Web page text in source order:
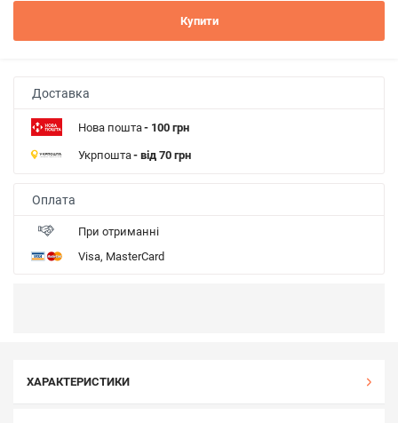
Купити
Доставка
Нова пошта- 100 грн
Укрпошта- від 70 грн
Оплата
При отриманні
Visa, MasterCard
ХАРАКТЕРИСТИКИ